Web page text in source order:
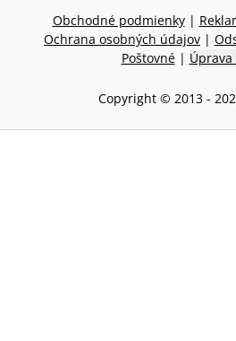
Obchodné podmienky |
Ochrana osobných údajov |
Poštovné | Úprava
Copyright © 2013 -